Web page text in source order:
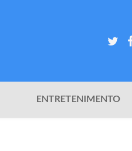
ENTRETENIMENTO